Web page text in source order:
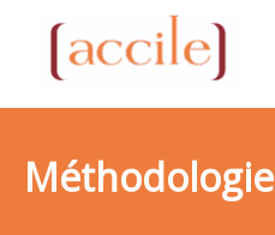
Méthodologie